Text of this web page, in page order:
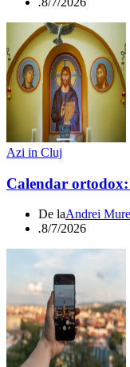
Azi in Cluj
Calendar
De laAndrei
.8/7/2026